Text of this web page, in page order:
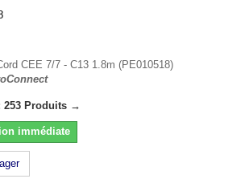
CEE 7/7 - C13 1.8m (PE010518)
253 Produits →
immédiate